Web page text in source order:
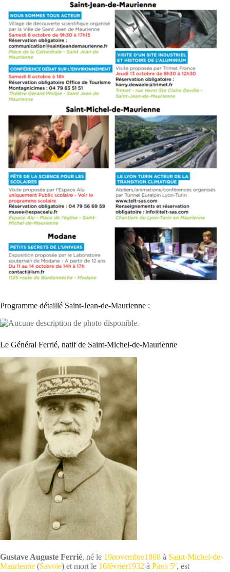
Programme détaillé Saint-Jean-de-Maurienne :
Le Général Ferrié, natif de Saint-Michel-de-Maurienne
Gustave Auguste Ferrié, né le 19novembre1868 à Saint-Michel-de-
Maurienne (Savoie) et mort le 16février1932 à Paris 5e, est